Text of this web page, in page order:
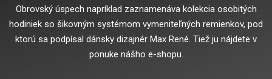
Obrovský úspech napríklad zaznamenáva kolekcia osobitých
hodiniek so šikovným systémom vymeniteľných remienkov, pod
ktorú sa podpísal dánsky dizajnér Max René. Tiež ju nájdete v
ponuke nášho e-shopu.